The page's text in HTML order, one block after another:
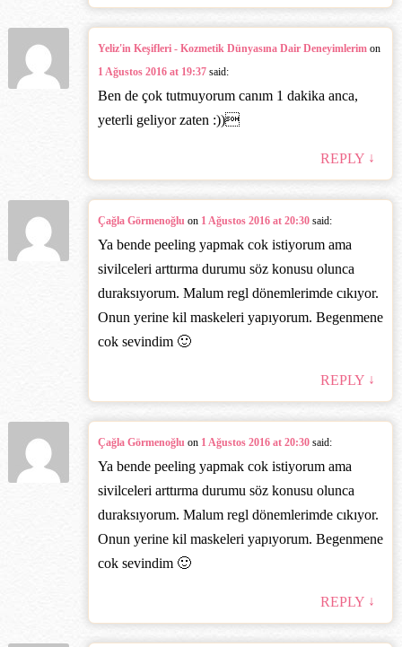
Yeliz'in Keşifleri - Kozmetik Dünyasına Dair Deneyimlerim on
1 Ağustos 2016 at 19:37 said:
Ben de çok tutmuyorum canım 1 dakika anca,
yeterli geliyor zaten :))‎
REPLY ↓
Çağla Görmenoğlu on 1 Ağustos 2016 at 20:30 said:
Ya bende peeling yapmak cok istiyorum ama
sivilceleri arttırma durumu söz konusu olunca
duraksıyorum. Malum regl dönemlerimde cıkıyor.
Onun yerine kil maskeleri yapıyorum. Begenmene
cok sevindim 🙂
REPLY ↓
Çağla Görmenoğlu on 1 Ağustos 2016 at 20:30 said:
Ya bende peeling yapmak cok istiyorum ama
sivilceleri arttırma durumu söz konusu olunca
duraksıyorum. Malum regl dönemlerimde cıkıyor.
Onun yerine kil maskeleri yapıyorum. Begenmene
cok sevindim 🙂
REPLY ↓